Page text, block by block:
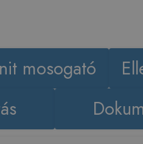
mosogató